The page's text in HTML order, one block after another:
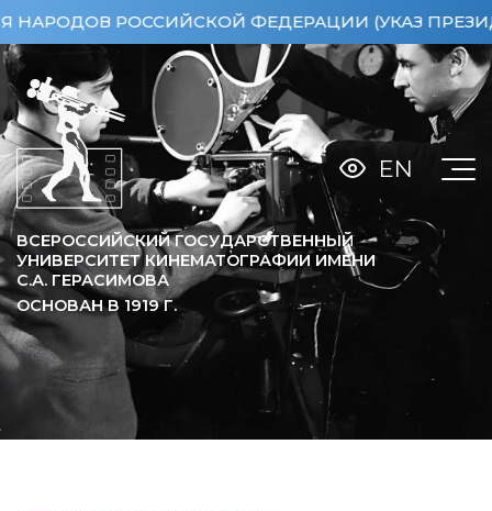
РОССИЙСКОЙ ФЕДЕРАЦИИ (УКАЗ
ВСЕРОССИЙСКИЙ ГОСУДАРСТВЕННЫЙ
УНИВЕРСИТЕТ КИНЕМАТОГРАФИИ ИМЕНИ
С.А. ГЕРАСИМОВА
ОСНОВАН В 1919Г.
EN